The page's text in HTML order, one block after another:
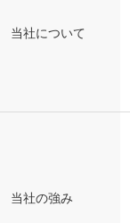
当社について
当社の強み